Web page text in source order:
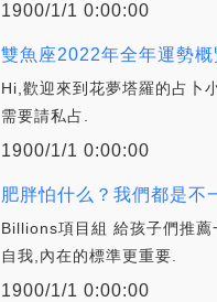
1900/1/1 0:00:00
雙魚座2022年全年運勢
Hi,歡迎來到花夢塔羅的占卜
需要請私占.
1900/1/1 0:00:00
肥胖怕什么？我們都是不
Billions項目組 給孩子們推薦
自我,內在的標準更重要.
1900/1/1 0:00:00